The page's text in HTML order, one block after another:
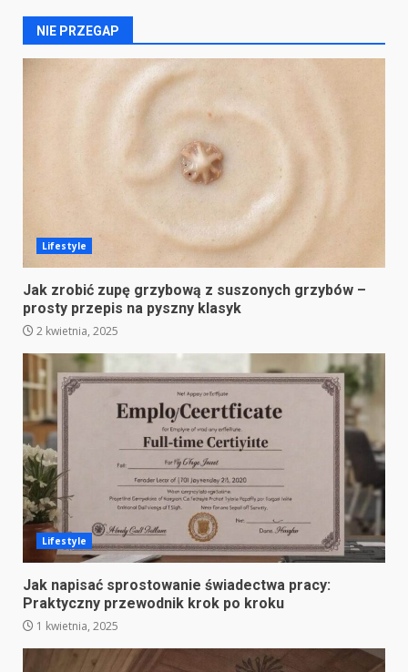
NIE PRZEGAP
Lifestyle
Jak zrobić zupę grzybową z suszonych grzybów –
prosty przepis na pyszny klasyk
2 kwietnia, 2025
Lifestyle
Jak napisać sprostowanie świadectwa pracy:
Praktyczny przewodnik krok po kroku
1 kwietnia, 2025